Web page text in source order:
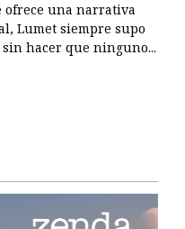
ofrece una narrativa
Lumet siempre supo
hacer que ninguno...